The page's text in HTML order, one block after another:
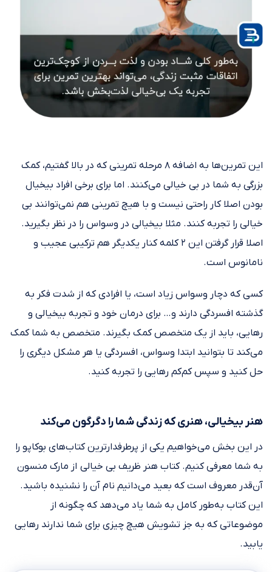
این تمرین‌ها به اضافه ۸ مرحله تمرینی که در بالا گفتیم، کمک
بزرگی به شما در بی خیالی می‌کنند. اما برای برخی افراد بیخیال
بودن اصلا کار راحتی نیست و با هیچ تمرینی هم نمی‌توانند بی
خیالی را تجربه کنند. مثلا بیخیالی در وسواس را در نظر بگیرید.
اصلا قرار گرفتن این ۲ کلمه کنار یکدیگر هم ترکیبی عجیب و
نامانوس است.
کسی که دچار وسواس زیاد است، یا افرادی که از شدت فکر به
گذشته افسردگی دارند و… برای درمان خود و تجربه بیخیالی و
رهایی، باید از یک متخصص کمک بگیرند. متخصص به شما کمک
می‌کند تا بتوانید ابتدا وسواس، افسردگی یا هر مشکل دیگری را
حل کنید و سپس کم‌کم رهایی را تجربه کنید.
هنر بیخیالی، هنری که زندگی شما را دگرگون می‌کند
در این بخش می‌خواهیم یکی از پرطرفدارترین کتاب‌های بوکاپو را
به شما معرفی کنیم. کتاب هنر ظریف بی خیالی از مارک منسون
آن‌قدر معروف است که بعید می‌دانیم نام آن را نشنیده باشید.
این کتاب به‌طور کامل به شما یاد می‌دهد که چگونه از
موضوعاتی که به جز تشویش هیچ چیزی برای شما ندارند رهایی
یابید.